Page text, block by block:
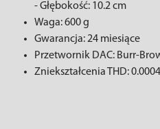
- Głębokość: 10.2 cm
Waga: 600 g
Gwarancja: 24 miesiące
Przetwornik DAC: Burr-
Zniekształcenia THD: